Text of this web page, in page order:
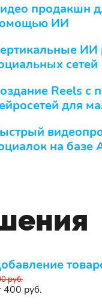
продакшн
ИИ
ИИ
сетей
Reels с
для
на базе
руб.
400 руб.